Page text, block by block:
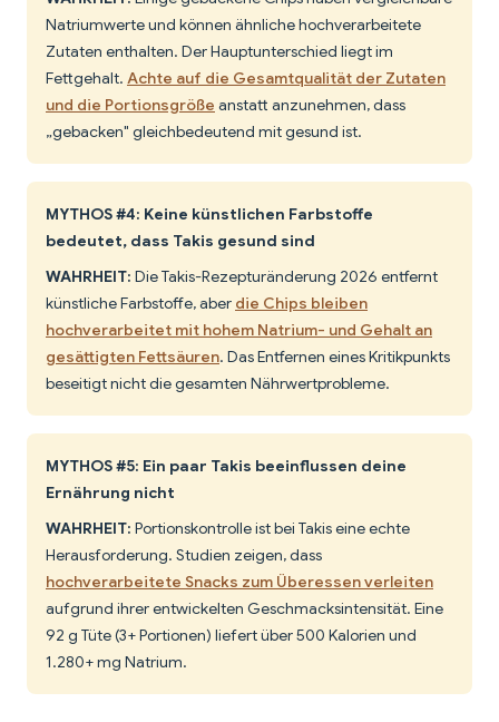
Natriumwerte und können ähnliche hochverarbeitete
Zutaten enthalten. Der Hauptunterschied liegt im
Fettgehalt. Achte auf die Gesamtqualität der Zutaten
und die Portionsgröße anstatt anzunehmen, dass
„gebacken" gleichbedeutend mit gesund ist.
MYTHOS #4: Keine künstlichen Farbstoffe
bedeutet, dass Takis gesund sind
WAHRHEIT: Die Takis-Rezepturänderung 2026 entfernt
künstliche Farbstoffe, aber die Chips bleiben
hochverarbeitet mit hohem Natrium- und Gehalt an
gesättigten Fettsäuren. Das Entfernen eines Kritikpunkts
beseitigt nicht die gesamten Nährwertprobleme.
MYTHOS #5: Ein paar Takis beeinflussen deine
Ernährung nicht
WAHRHEIT: Portionskontrolle ist bei Takis eine echte
Herausforderung. Studien zeigen, dass
hochverarbeitete Snacks zum Überessen verleiten
aufgrund ihrer entwickelten Geschmacksintensität. Eine
92 g Tüte (3+ Portionen) liefert über 500 Kalorien und
1.280+ mg Natrium.